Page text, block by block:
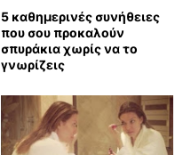
5 καθημερινές συνήθειες
που σου προκαλούν
σπυράκια χωρίς να το
γνωρίζεις